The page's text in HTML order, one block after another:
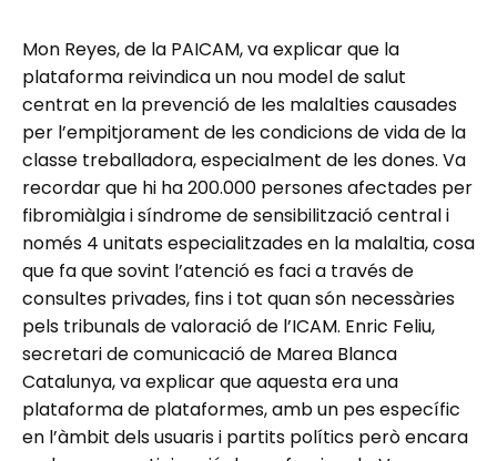
Mon Reyes, de la PAICAM, va explicar que la
plataforma reivindica un nou model de salut
centrat en la prevenció de les malalties causades
per l’empitjorament de les condicions de vida de la
classe treballadora, especialment de les dones. Va
recordar que hi ha 200.000 persones afectades per
fibromiàlgia i síndrome de sensibilització central i
només 4 unitats especialitzades en la malaltia, cosa
que fa que sovint l’atenció es faci a través de
consultes privades, fins i tot quan són necessàries
pels tribunals de valoració de l’ICAM. Enric Feliu,
secretari de comunicació de Marea Blanca
Catalunya, va explicar que aquesta era una
plataforma de plataformes, amb un pes específic
en l’àmbit dels usuaris i partits polítics però encara